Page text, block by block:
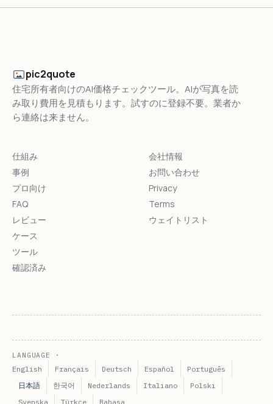
pic2quote
住宅所有者向けのAI価格チェックツール。AIが写真を読
み取り費用を見積もります。試すのに登録不要。業者か
ら連絡は来ません。
仕組み
事例
プロ向け
FAQ
レビュー
ケース
ツール
確認済み
会社情報
お問い合わせ
Privacy
Terms
ウェイトリスト
LANGUAGE ·
English Français Deutsch Español
Português
日本語
한국어 Nederlands Italiano
Polski
Svenska
Türkçe Bahasa